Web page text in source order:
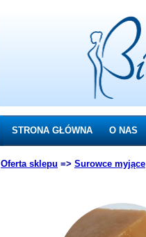
STRONA GŁÓWNA O NAS
Oferta sklepu => Surowce myjące